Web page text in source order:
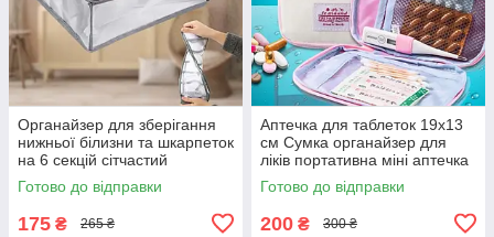
Органайзер для зберігання
нижньої білизни та шкарпеток
на 6 секцій сітчастий
прозорий роздільник
Готово до відправки
175 ₴ 265 ₴
Аптечка для таблеток 19х13
см Сумка органайзер для
ліків портативна міні аптечка
для медикаментів
Готово до відправки
200 ₴ 300 ₴